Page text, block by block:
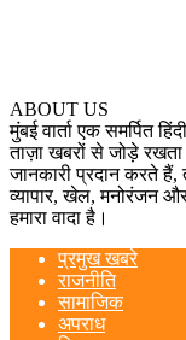
ABOUT US
मुंबई वार्ता एक समर्पित
ताज़ा खबरों से जोड़े
जानकारी प्रदान करते
व्यापार, खेल, मनोरंजन
हमारा वादा है।
प्रमुख खबरे
राजनीति
सामाजिक
अपराध